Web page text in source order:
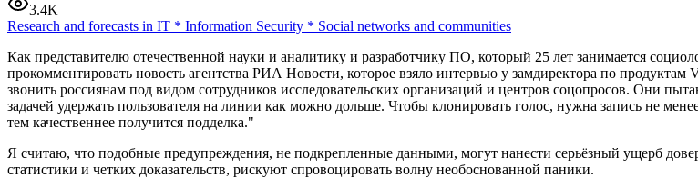
3.4K
Research and forecasts in IT * Information Security * Social networks and communities
Как представителю отечественной науки и аналитику и разработчику ПО, который 25 лет занимается
прокомментировать новость агентства РИА Новости, которое взяло интервью у замдиректора по
звонить россиянам под видом сотрудников исследовательских организаций и центров соцопросов. Они
задачей удержать пользователя на линии как можно дольше. Чтобы клонировать голос, нужна запись не
тем качественнее получится подделка."
Я считаю, что подобные предупреждения, не подкрепленные данными, могут нанести серьёзный ущерб
статистики и четких доказательств, рискуют спровоцировать волну необоснованной паники.